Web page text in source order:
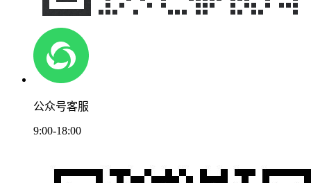
公众号客服
9:00-18:00